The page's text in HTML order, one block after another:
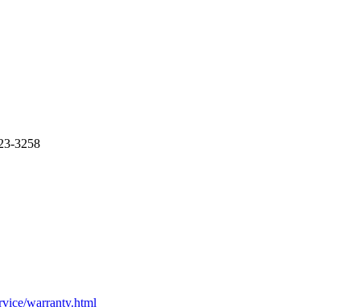
3258
warranty.html